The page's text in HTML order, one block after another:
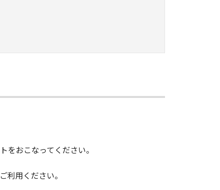
三者に再使用許諾、譲渡、販売、
キヤノンのライセンサーは、「許
おこなってください。
利用ください。